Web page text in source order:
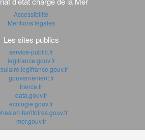
Accessibilité
Mentions légales
Les sites publics
service-public.fr
legifrance.gouv.fr
gouvernement.fr
france.fr
data.gouv.fr
ecologie.gouv.fr
territoires.gouv.fr
mer.gouv.fr